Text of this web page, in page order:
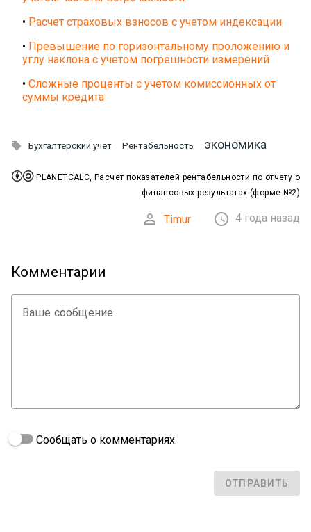
• Расчет страховых взносов с учетом индексации
• Превышение по горизонтальному проложению и
углу наклона с учетом погрешности измерений
• Сложные проценты с учетом комиссионных от
суммы кредита
 Бухгалтерский учет Рентабельность экономика
PLANETCALC, Расчет показателей рентабельности по отчету о
финансовых результатах (форме №2)
 Timur  4 года назад
Комментарии
Ваше сообщение
Сообщать о комментариях
ОТПРАВИТЬ